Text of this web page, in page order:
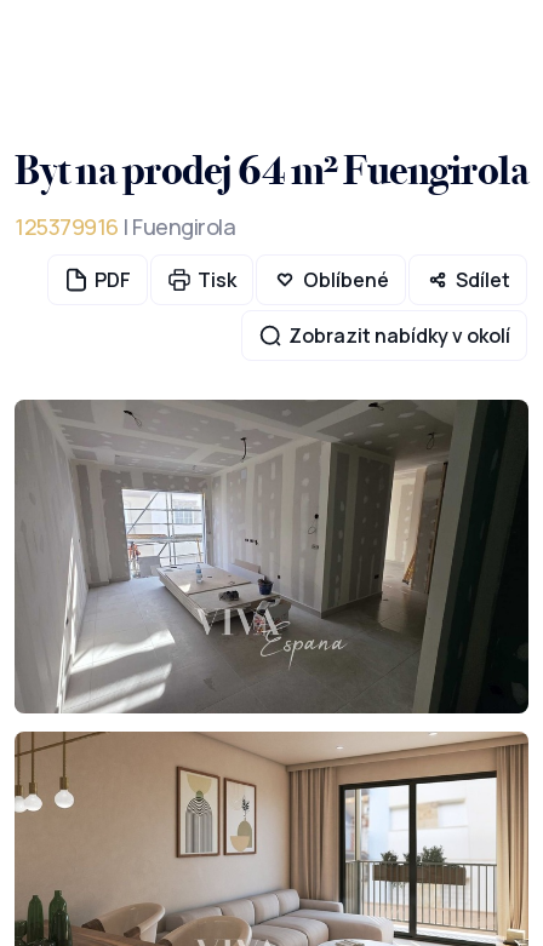
Byt na prodej 64 m² Fuengirola
125379916 | Fuengirola
PDF Tisk Oblíbené Sdílet
Zobrazit nabídky v okolí